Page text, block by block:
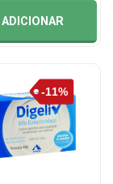
ADICIONAR